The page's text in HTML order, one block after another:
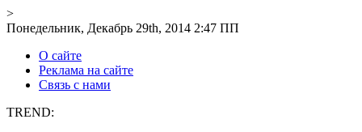
>
Понедельник, Декабрь 29th, 2014 2:47 ПП
О сайте
Реклама на сайте
Связь с нами
TREND: